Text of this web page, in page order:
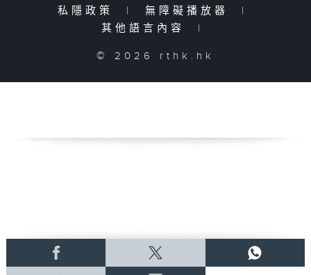
私隱政策
| 無障礙播放器
|
其他語言內容
|
© 2026 rthk.hk